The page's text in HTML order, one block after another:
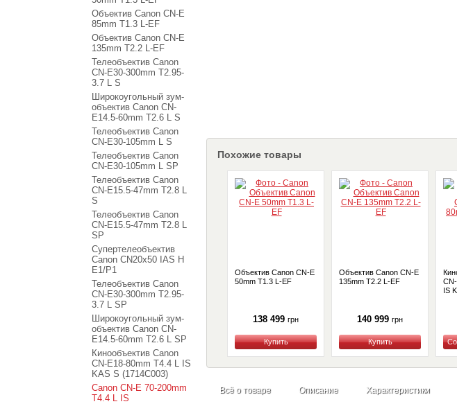
Похожие товары
Объектив Canon CN-E
50mm T1.3 L-EF
138 499 грн
Купить
Объектив Canon CN-E
135mm T2.2 L-EF
140 999 грн
Купить
IS
Всё о товаре Описание Характеристики
Объектив Canon CN-E
85mm T1.3 L-EF
Объектив Canon CN-E
135mm T2.2 L-EF
Телеобъектив Canon
CN-E30-300mm T2.95-
3.7 L S
Широкоугольный зум-
объектив Canon CN-
E14.5-60mm T2.6 L S
Телеобъектив Canon
CN-E30-105mm L S
Телеобъектив Canon
CN-E30-105mm L SP
Телеобъектив Canon
CN-E15.5-47mm T2.8 L
S
Телеобъектив Canon
CN-E15.5-47mm T2.8 L
SP
Супертелеобъектив
Canon CN20x50 IAS H
E1/P1
Телеобъектив Canon
CN-E30-300mm T2.95-
3.7 L SP
Широкоугольный зум-
объектив Canon CN-
E14.5-60mm T2.6 L SP
Кинообъектив Canon
CN-E18-80mm T4.4 L IS
KAS S (1714C003)
Canon CN-E 70-200mm
T4.4 L IS